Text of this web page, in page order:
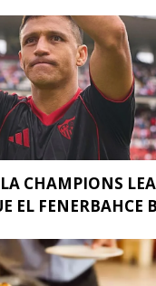
CHAMPIONS
EL FENERBAHCE